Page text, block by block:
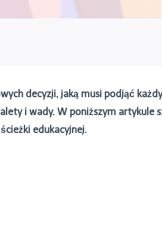
decyzji, jaką musi podjąć
i wady. W poniższym artykule
edukacyjnej.